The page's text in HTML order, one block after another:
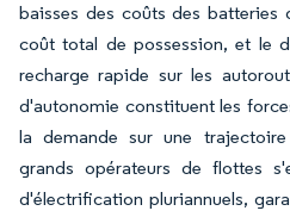
baisses des coûts des batteries
coût total de possession, et le
recharge rapide sur les
d'autonomie constituent les
la demande sur une
grands opérateurs de flottes
d'électrification pluriannuels,